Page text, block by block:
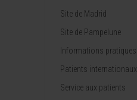
Site de Madrid
Site de Pampelune
Informations pratiques
Patients internationaux
Service aux patients